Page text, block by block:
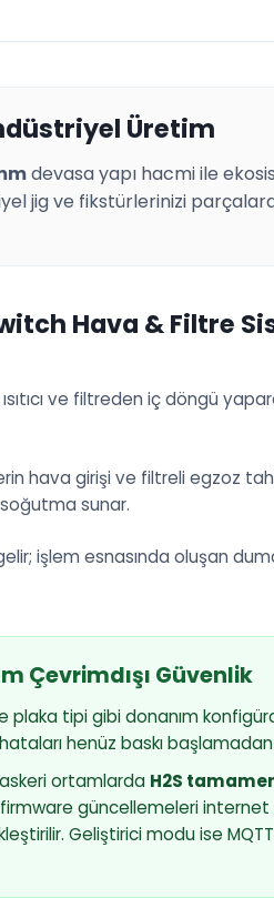
Üretim
devasa yapı hacmi ile
jig ve fikstürlerinizi
Hava & Filtre
ve filtreden iç döngü
hava girişi ve filtreli egzoz
soğutma sunar.
işlem esnasında oluşan
Çevrimdışı Güvenlik
plaka tipi gibi donanım
henüz baskı
ortamlarda H2S
güncellemeleri internet
Geliştirici modu ise